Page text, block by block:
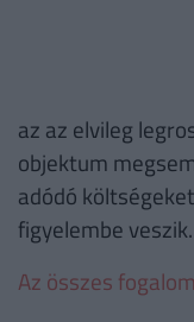
az az elvileg
objektum
adódó
figyelembe veszik.
Az összes fogalom